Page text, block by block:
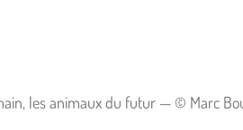
les animaux du futur — © Marc